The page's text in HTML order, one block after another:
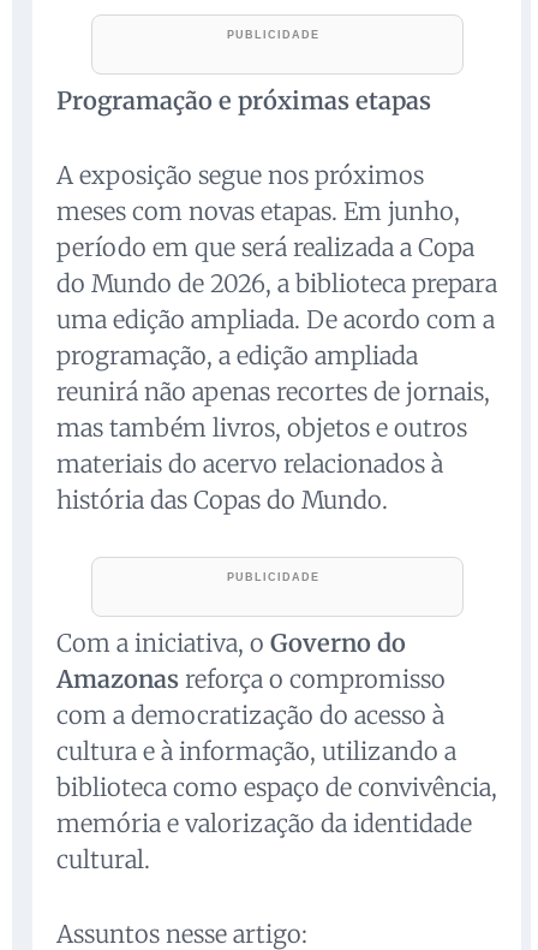
Programação e próximas etapas
A exposição segue nos próximos
meses com novas etapas. Em junho,
período em que será realizada a Copa
do Mundo de 2026, a biblioteca prepara
uma edição ampliada. De acordo com a
programação, a edição ampliada
reunirá não apenas recortes de jornais,
mas também livros, objetos e outros
materiais do acervo relacionados à
história das Copas do Mundo.
Com a iniciativa, o Governo do
Amazonas reforça o compromisso
com a democratização do acesso à
cultura e à informação, utilizando a
biblioteca como espaço de convivência,
memória e valorização da identidade
cultural.
Assuntos nesse artigo: